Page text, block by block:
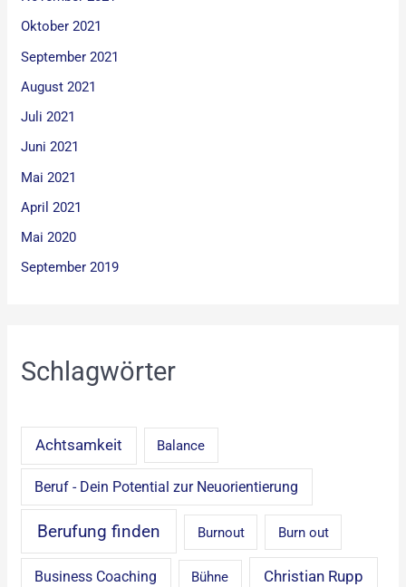
Oktober 2021
September 2021
August 2021
Juli 2021
Juni 2021
Mai 2021
April 2021
Mai 2020
September 2019
Schlagwörter
Achtsamkeit Balance
Beruf - Dein Potential zur Neuorientierung
Berufung finden Burnout Burn out
Business Coaching Bühne Christian Rupp